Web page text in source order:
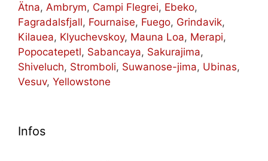
Ätna, Ambrym, Campi Flegrei, Ebeko,
Fagradalsfjall, Fournaise, Fuego, Grindavik,
Kilauea, Klyuchevskoy, Mauna Loa, Merapi,
Popocatepetl, Sabancaya, Sakurajima,
Shiveluch, Stromboli, Suwanose-jima, Ubinas,
Vesuv, Yellowstone
Infos